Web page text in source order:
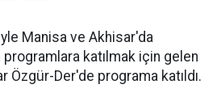
Manisa ve Akhisar'da
katılmak için gelen
Özgür-Der'de programa katıldı.